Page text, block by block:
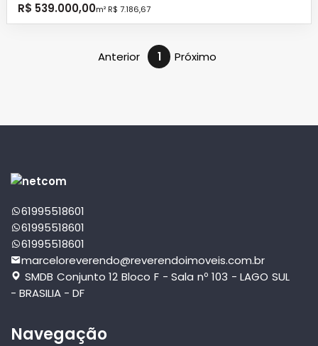
R$ 539.000,00m² R$ 7.186,67
Anterior 1 Próximo
61995518601
61995518601
61995518601
marceloreverendo@reverendoimoveis.com.br
SMDB Conjunto 12 Bloco F - Sala nº 103 - LAGO SUL
- BRASILIA - DF
Navegação